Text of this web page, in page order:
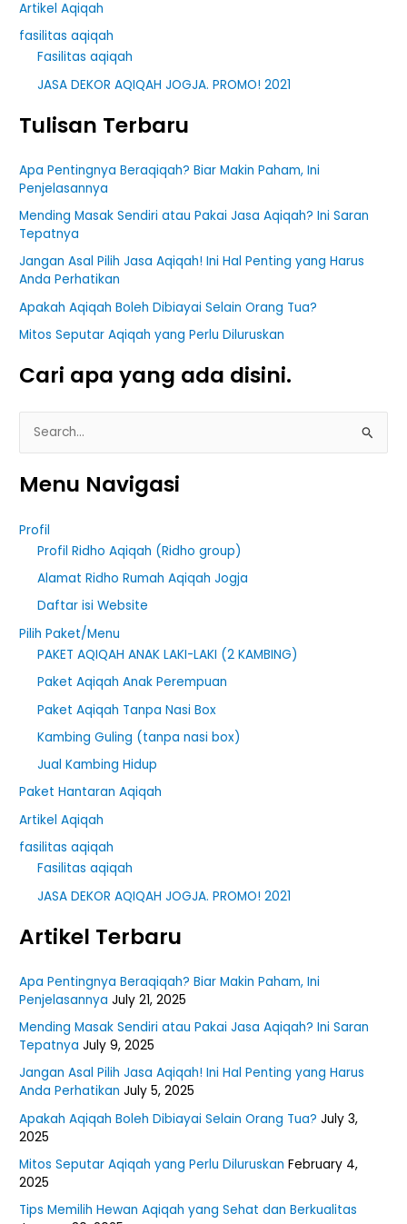
Artikel Aqiqah
fasilitas aqiqah
Fasilitas aqiqah
JASA DEKOR AQIQAH JOGJA. PROMO! 2021
Tulisan Terbaru
Apa Pentingnya Beraqiqah? Biar Makin Paham, Ini
Penjelasannya
Mending Masak Sendiri atau Pakai Jasa Aqiqah? Ini Saran
Tepatnya
Jangan Asal Pilih Jasa Aqiqah! Ini Hal Penting yang Harus
Anda Perhatikan
Apakah Aqiqah Boleh Dibiayai Selain Orang Tua?
Mitos Seputar Aqiqah yang Perlu Diluruskan
Cari apa yang ada disini.
a
c
r
Menu Navigasi
Profil
Profil Ridho Aqiqah (Ridho group)
Alamat Ridho Rumah Aqiqah Jogja
Daftar isi Website
Pilih Paket/Menu
PAKET AQIQAH ANAK LAKI-LAKI (2 KAMBING)
Paket Aqiqah Anak Perempuan
Paket Aqiqah Tanpa Nasi Box
Kambing Guling (tanpa nasi box)
Jual Kambing Hidup
Paket Hantaran Aqiqah
Artikel Aqiqah
fasilitas aqiqah
Fasilitas aqiqah
JASA DEKOR AQIQAH JOGJA. PROMO! 2021
Artikel Terbaru
Apa Pentingnya Beraqiqah? Biar Makin Paham, Ini
Penjelasannya July 21, 2025
Mending Masak Sendiri atau Pakai Jasa Aqiqah? Ini Saran
Tepatnya July 9, 2025
Jangan Asal Pilih Jasa Aqiqah! Ini Hal Penting yang Harus
Anda Perhatikan July 5, 2025
Apakah Aqiqah Boleh Dibiayai Selain Orang Tua? July 3,
2025
Mitos Seputar Aqiqah yang Perlu Diluruskan February 4,
2025
Tips Memilih Hewan Aqiqah yang Sehat dan Berkualitas